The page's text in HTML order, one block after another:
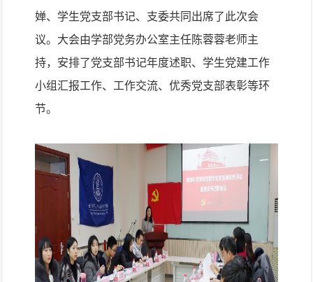
婵、学生党支部书记、支委共同出席了此次会
议。大会由学部党务办公室主任陈蓉蓉老师主
持，安排了党支部书记年度述职、学生党建工作
小组汇报工作、工作交流、优秀党支部表彰等环
节。